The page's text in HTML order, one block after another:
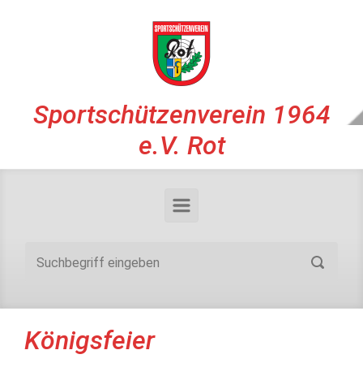
Zum Hauptinhalt springen
Sportschützenverein 1964
e.V. Rot
Königsfeier